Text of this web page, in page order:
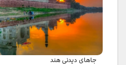
جاهای دیدنی هند